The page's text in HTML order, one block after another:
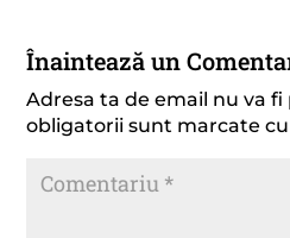
Înaintează un
Adresa ta de email nu va fi
obligatorii sunt marcate